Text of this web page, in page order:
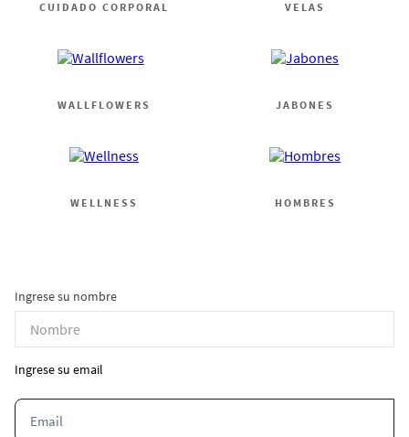
CUIDADO CORPORAL VELAS
WALLFLOWERS JABONES
WELLNESS HOMBRES
Ingrese su nombre
Ingrese su email